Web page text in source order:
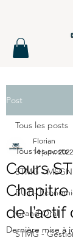
Post
Tous les posts
STMG -
BUT -
Grand Oral
STMG -
Tous les posts
Cours
Chapitre
de
Florian
14 janv. 2022
Dernière mise à